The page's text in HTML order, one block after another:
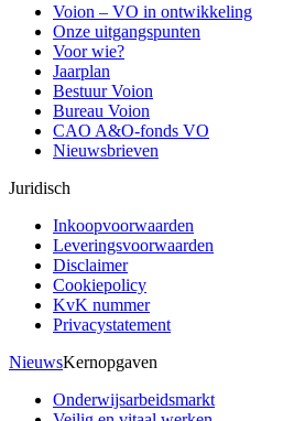
Voion – VO in ontwikkeling
Onze uitgangspunten
Voor wie?
Jaarplan
Bestuur Voion
Bureau Voion
CAO A&O-fonds VO
Nieuwsbrieven
Juridisch
Inkoopvoorwaarden
Leveringsvoorwaarden
Disclaimer
Cookiepolicy
KvK nummer
Privacystatement
NieuwsKernopgaven
Onderwijsarbeidsmarkt